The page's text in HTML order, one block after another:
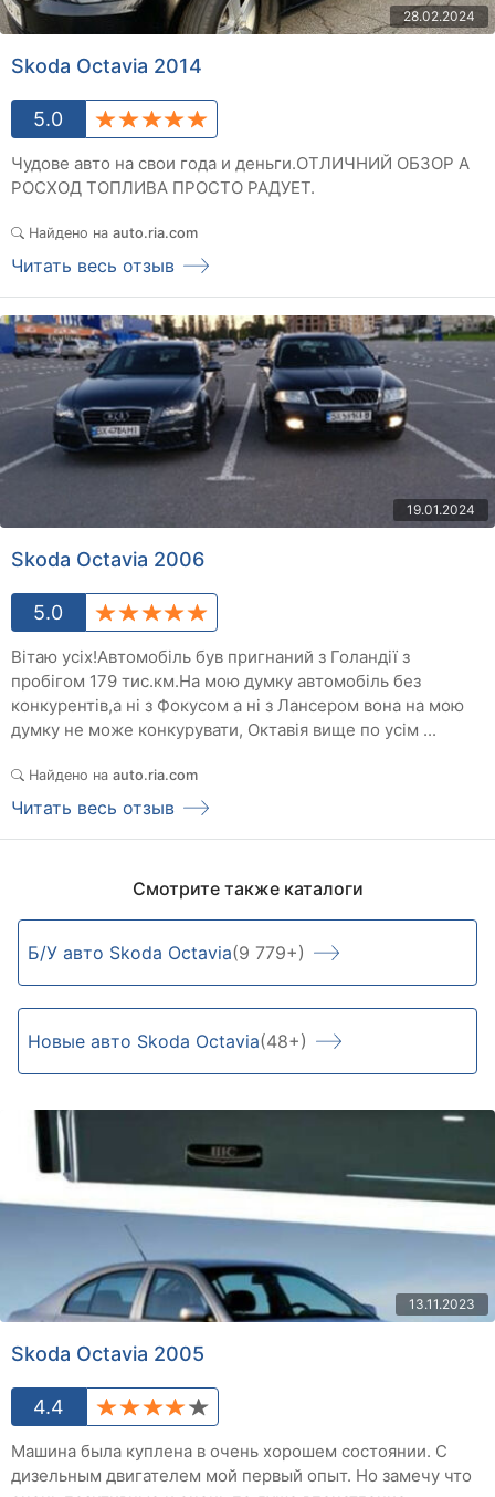
28.02.2024
Skoda Octavia 2014
5.0
Чудове авто на свои года и деньги.ОТЛИЧНИЙ ОБЗОР А
РОСХОД ТОПЛИВА ПРОСТО РАДУЕТ.
Найдено на auto.ria.com
Читать весь отзыв
19.01.2024
Skoda Octavia 2006
5.0
Вітаю усіх!Автомобіль був пригнаний з Голандії з
пробігом 179 тис.км.На мою думку автомобіль без
конкурентів,а ні з Фокусом а ні з Лансером вона на мою
думку не може конкурувати, Октавія вище по усім ...
Найдено на auto.ria.com
Читать весь отзыв
Смотрите также каталоги
Б/У авто Skoda Octavia(9 779+)
Новые авто Skoda Octavia(48+)
13.11.2023
Skoda Octavia 2005
4.4
Машина была куплена в очень хорошем состоянии. С
дизельным двигателем мой первый опыт. Но замечу что